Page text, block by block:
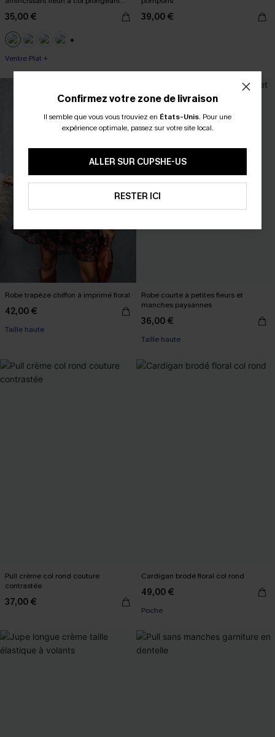
35,00 €
Ventre Plat +
39,00 €
Robe trapèze chiffon à imprimé floral
42,00 €
Taille haute
Robe courte à petites fleurs et
manches paysannes
36,00 €
Taille haute
Pull crème col rond couture
contrastée
37,00 €
Cardigan brodé floral col rond
49,00 €
Poche
Confirmez votre zone de livraison
Il semble que vous vous trouviez en États-Unis. Pour une
expérience optimale, passez sur votre site local.
ALLER SUR CUPSHE-US
RESTER ICI